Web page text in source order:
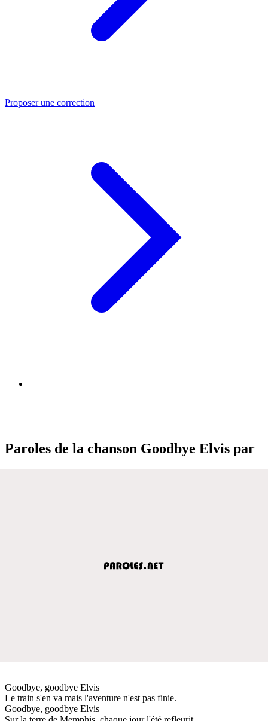
Proposer une correction
Paroles de la chanson Goodbye Elvis par
Goodbye, goodbye Elvis
Le train s'en va mais l'aventure n'est pas finie.
Goodbye, goodbye Elvis